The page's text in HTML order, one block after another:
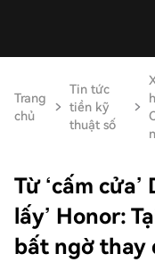
Trang
chủ
Tin tức
tiền kỹ
thuật số
Từ ‘cấm cửa’
lấy’ Honor:
bất ngờ thay